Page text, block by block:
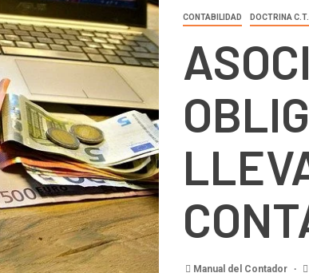
CONTABILIDAD DOCTRINA
Manual del Contador